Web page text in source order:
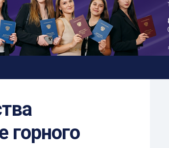
горного